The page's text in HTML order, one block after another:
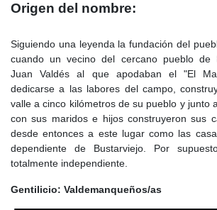
Origen del nombre:
Siguiendo una leyenda la fundación del
cuando un vecino del cercano pueblo de
Juan Valdés al que apodaban el "El
dedicarse a las labores del campo,
valle a cinco kilómetros de su pueblo y junto
con sus maridos e hijos construyeron sus
desde entonces a este lugar como las
dependiente de Bustarviejo. Por
totalmente independiente.
Gentilicio: Valdemanqueños/as